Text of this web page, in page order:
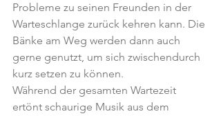
Probleme zu seinen Freunden in der
Warteschlange zurück kehren kann. Die
Bänke am Weg werden dann auch
gerne genutzt, um sich zwischendurch
kurz setzen zu können.
Während der gesamten Wartezeit
ertönt schaurige Musik aus dem